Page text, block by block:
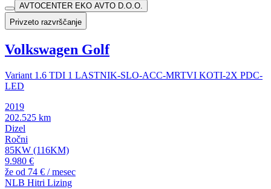
AVTOCENTER EKO AVTO D.O.O.
Privzeto razvrščanje
Volkswagen Golf
Variant 1.6 TDI 1 LASTNIK-SLO-ACC-MRTVI KOTI-2X PDC-
LED
2019
202.525 km
Dizel
Ročni
85KW (116KM)
9.980 €
že od 74 € / mesec
NLB Hitri Lizing